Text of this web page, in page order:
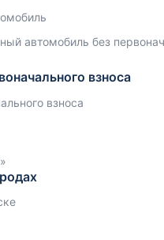
автомобиль без
взноса
взноса